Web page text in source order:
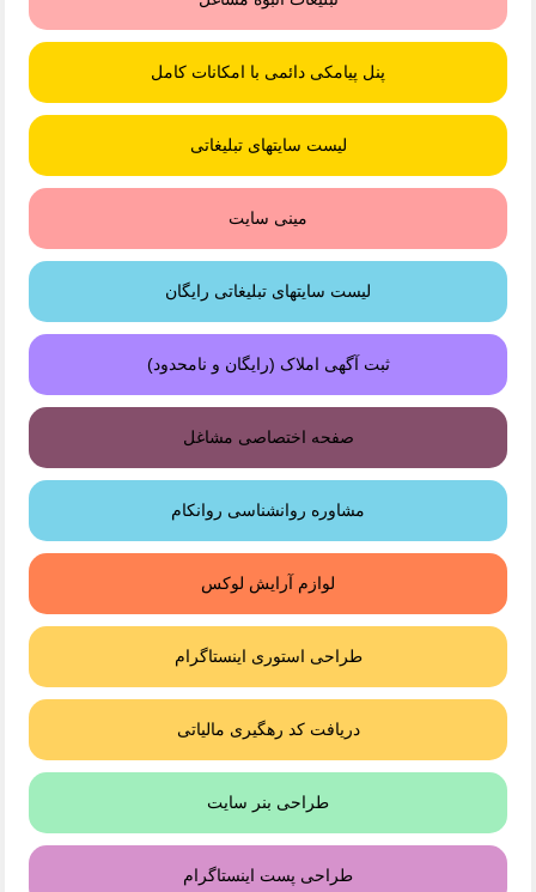
پنل پیامکی دائمی با امکانات کامل
لیست سایتهای تبلیغاتی
مینی سایت
لیست سایتهای تبلیغاتی رایگان
ثبت آگهی املاک (رایگان و نامحدود)
صفحه اختصاصی مشاغل
مشاوره روانشناسی روانکام
لوازم آرایش لوکس
طراحی استوری اینستاگرام
دریافت کد رهگیری مالیاتی
طراحی بنر سایت
طراحی پست اینستاگرام